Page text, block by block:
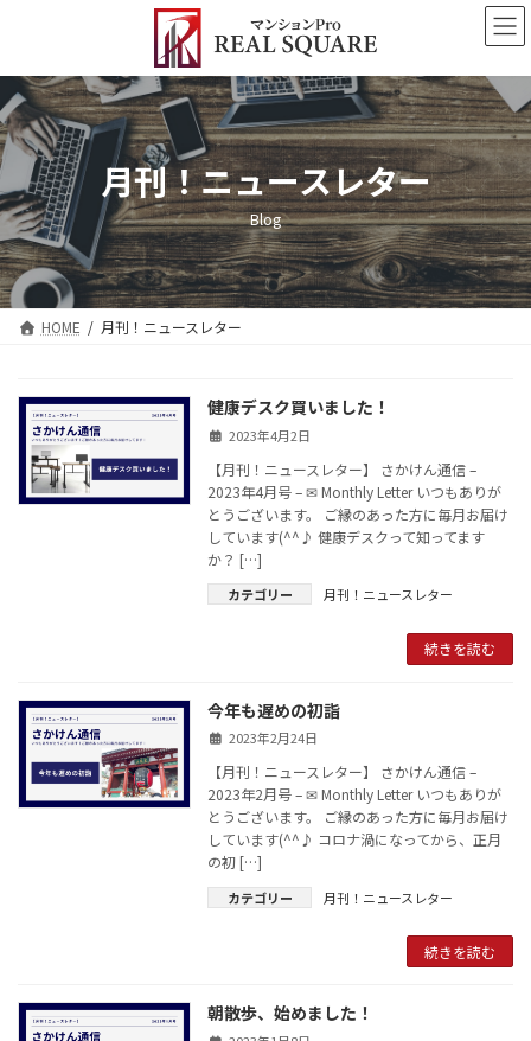
ン
ツ
へ
ス
キ
ッ
プ
ー
シ
ョ
ン
に
移
動
月刊！ニュースレター
Blog
HOME 月刊！ニュースレター
健康デスク買いました！
2023年4月2日
【月刊！ニュースレター】 さかけん通信 –
2023年4月号 – ✉ Monthly Letter いつもありが
とうございます。 ご縁のあった方に毎月お届け
しています(^^♪ 健康デスクって知ってます
か？ […]
カテゴリー 月刊！ニュースレター
続きを読む
今年も遅めの初詣
2023年2月24日
【月刊！ニュースレター】 さかけん通信 –
2023年2月号 – ✉ Monthly Letter いつもありが
とうございます。 ご縁のあった方に毎月お届け
しています(^^♪ コロナ渦になってから、正月
の初 […]
カテゴリー 月刊！ニュースレター
続きを読む
朝散歩、始めました！